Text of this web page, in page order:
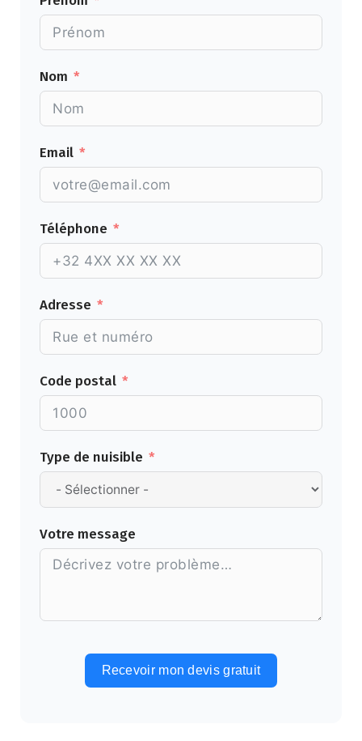
Nom
Email
Téléphone
Adresse
Code postal
Type de nuisible
Votre message
Recevoir mon devis gratuit